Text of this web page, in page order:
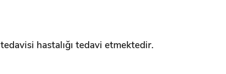
hastalığı tedavi etmektedir.